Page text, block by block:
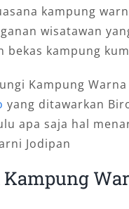
kampung
wisatawan
bekas kampung
Kampung
yang ditawarkan
apa saja hal
Jodipan
Kampung